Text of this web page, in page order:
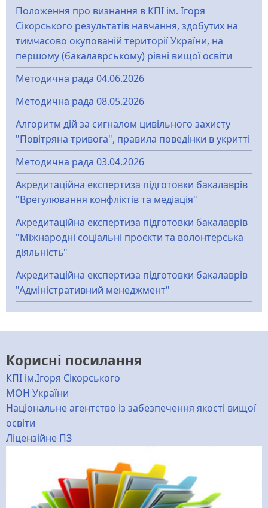
Положення про визнання в КПІ ім. Ігоря
Сікорського результатів навчання, здобутих на
тимчасово окупованій території України, на
першому (бакалаврському) рівні вищої освіти
Методична рада 04.06.2026
Методична рада 08.05.2026
Алгоритм дій за сигналом цивільного захисту
"Повітряна тривога", правила поведінки в укритті
Методична рада 03.04.2026
Акредитаційна експертиза підготовки бакалаврів
"Врегулювання конфліктів та медіація"
Акредитаційна експертиза підготовки бакалаврів
"Міжнародні соціальні проєкти та волонтерська
діяльність"
Акредитаційна експертиза підготовки бакалаврів
"Адміністративний менеджмент"
Корисні посилання
КПІ ім.Ігоря Сікорського
МОН України
Національне агентство із забезпечення якості вищої
освіти
Ліцензійне ПЗ